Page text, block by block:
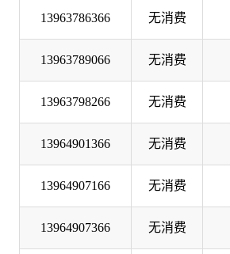
13963786366 无消费
13963789066 无消费
13963798266 无消费
13964901366 无消费
13964907166 无消费
13964907366 无消费